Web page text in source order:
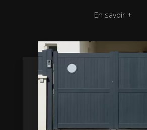
En savoir +